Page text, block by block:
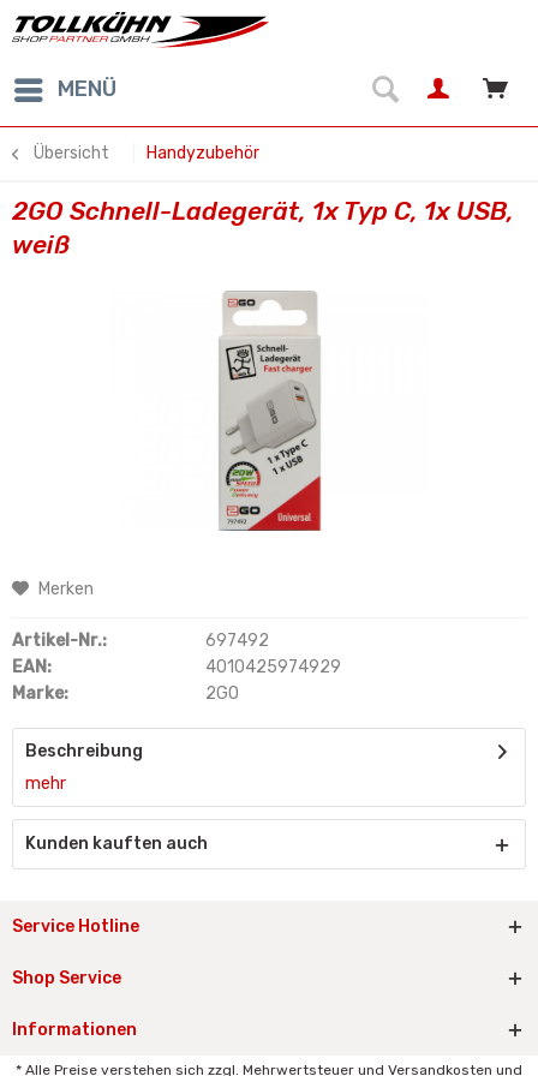
MENÜ
Übersicht Handyzubehör
2GO Schnell-Ladegerät, 1x Typ C, 1x USB,
weiß
Merken
Artikel-Nr.:
697492
EAN:
4010425974929
Marke:
2GO
Beschreibung
mehr
Kunden kauften auch
Service Hotline
Shop Service
Informationen
* Alle Preise verstehen sich zzgl. Mehrwertsteuer und Versandkosten und